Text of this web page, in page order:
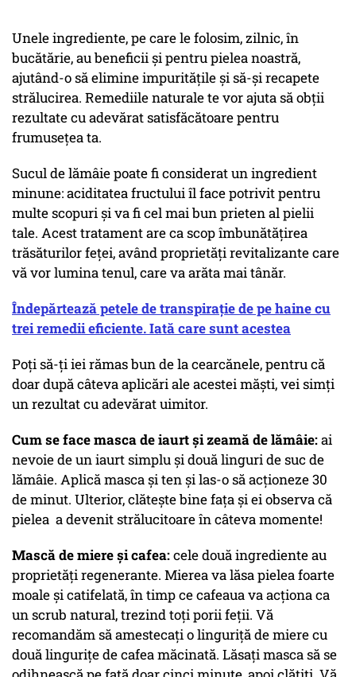
Unele ingrediente, pe care le folosim, zilnic, în
bucătărie, au beneficii și pentru pielea noastră,
ajutând-o să elimine impuritățile și să-și recapete
strălucirea. Remediile naturale te vor ajuta să obții
rezultate cu adevărat satisfăcătoare pentru
frumusețea ta.
Sucul de lămâie poate fi considerat un ingredient
minune: aciditatea fructului îl face potrivit pentru
multe scopuri și va fi cel mai bun prieten al pielii
tale. Acest tratament are ca scop îmbunătățirea
trăsăturilor feței, având proprietăți revitalizante care
vă vor lumina tenul, care va arăta mai tânăr.
Îndepărtează petele de transpirație de pe haine cu
trei remedii eficiente. Iată care sunt acestea
Poți să-ți iei rămas bun de la cearcănele, pentru că
doar după câteva aplicări ale acestei măști, vei simți
un rezultat cu adevărat uimitor.
Cum se face masca de iaurt și zeamă de lămâie:ai
nevoie de un iaurt simplu și două linguri de suc de
lămâie. Aplică masca și ten și las-o să acționeze 30
de minut. Ulterior, clătește bine fața și ei observa că
pielea a devenit strălucitoare în câteva momente!
Mască de miere și cafea:cele două ingrediente au
proprietăți regenerante. Mierea va lăsa pielea foarte
moale și catifelată, în timp ce cafeaua va acționa ca
un scrub natural, trezind toți porii feții. Vă
recomandăm să amestecați o linguriță de miere cu
două lingurițe de cafea măcinată. Lăsați masca să se